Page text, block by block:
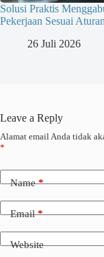
Solusi Praktis
Pekerjaan Sesuai
26 Juli 2026
Leave a Reply
Alamat email Anda tidak
*
Name*
Email*
Website